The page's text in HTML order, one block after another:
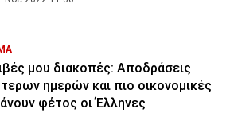
μου διακοπές: Αποδράσεις
ημερών και πιο οικονομικές
φέτος οι Έλληνες